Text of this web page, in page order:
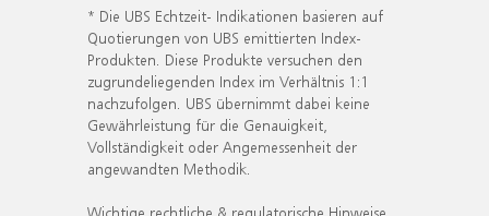
* Die UBS Echtzeit- Indikationen basieren auf
Quotierungen von UBS emittierten Index-
Produkten. Diese Produkte versuchen den
zugrundeliegenden Index im Verhältnis 1:1
nachzufolgen. UBS übernimmt dabei keine
Gewährleistung für die Genauigkeit,
Vollständigkeit oder Angemessenheit der
angewandten Methodik.